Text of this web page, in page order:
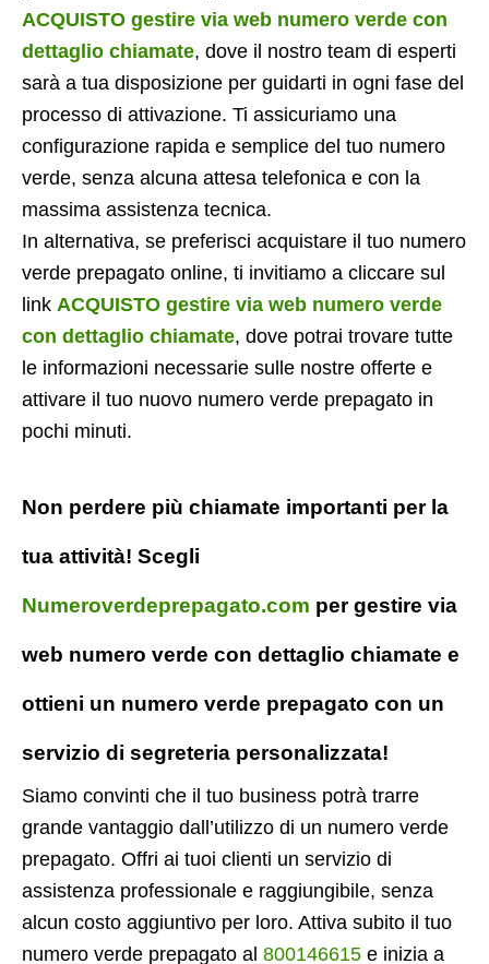
ACQUISTO gestire via web numero verde con
dettaglio chiamate, dove il nostro team di esperti
sarà a tua disposizione per guidarti in ogni fase del
processo di attivazione. Ti assicuriamo una
configurazione rapida e semplice del tuo numero
verde, senza alcuna attesa telefonica e con la
massima assistenza tecnica.
In alternativa, se preferisci acquistare il tuo numero
verde prepagato online, ti invitiamo a cliccare sul
link ACQUISTO gestire via web numero verde
con dettaglio chiamate, dove potrai trovare tutte
le informazioni necessarie sulle nostre offerte e
attivare il tuo nuovo numero verde prepagato in
pochi minuti.
Non perdere più chiamate importanti per la
tua attività! Scegli
Numeroverdeprepagato.com per gestire via
web numero verde con dettaglio chiamate e
ottieni un numero verde prepagato con un
servizio di segreteria personalizzata!
Siamo convinti che il tuo business potrà trarre
grande vantaggio dall’utilizzo di un numero verde
prepagato. Offri ai tuoi clienti un servizio di
assistenza professionale e raggiungibile, senza
alcun costo aggiuntivo per loro. Attiva subito il tuo
numero verde prepagato al 800146615 e inizia a